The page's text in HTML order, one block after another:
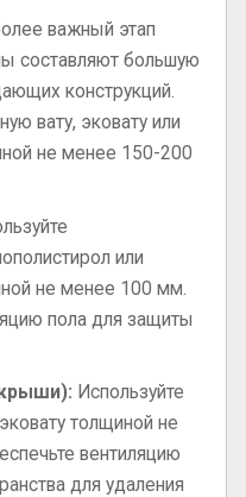
важный этап
составляют большую
конструкций.
вату, эковату или
не менее 150-200
или
не менее 100 мм.
пола для защиты
Используйте
толщиной не
вентиляцию
для удаления